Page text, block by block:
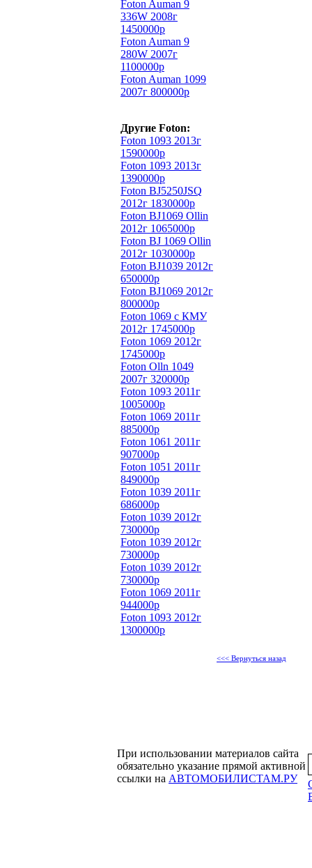
Foton Auman 9
336W 2008г
1450000р
Foton Auman 9
280W 2007г
1100000р
Foton Auman 1099
2007г 800000р
Другие Foton:
Foton 1093 2013г
1590000р
Foton 1093 2013г
1390000р
Foton BJ5250JSQ
2012г 1830000р
Foton BJ1069 Ollin
2012г 1065000р
Foton BJ 1069 Ollin
2012г 1030000р
Foton BJ1039 2012г
650000р
Foton BJ1069 2012г
800000р
Foton 1069 с КМУ
2012г 1745000р
Foton 1069 2012г
1745000р
Foton Olln 1049
2007г 320000р
Foton 1093 2011г
1005000р
Foton 1069 2011г
885000р
Foton 1061 2011г
907000р
Foton 1051 2011г
849000р
Foton 1039 2011г
686000р
Foton 1039 2012г
730000р
Foton 1039 2012г
730000р
Foton 1039 2012г
730000р
Foton 1069 2011г
944000р
Foton 1093 2012г
1300000р
<<< Вернуться назад
При использовании материалов сайта
обязательно указание прямой активной
ссылки на АВТОМОБИЛИСТАМ.РУ